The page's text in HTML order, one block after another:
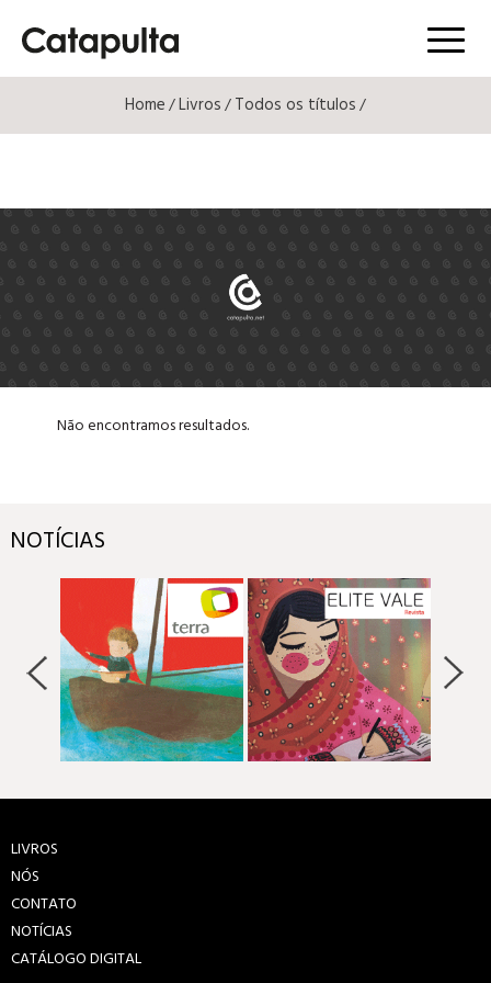
Menú
Home/Livros/Todos os títulos/
Não encontramos resultados.
NOTÍCIAS
LIVROS
NÓS
CONTATO
NOTÍCIAS
CATÁLOGO DIGITAL